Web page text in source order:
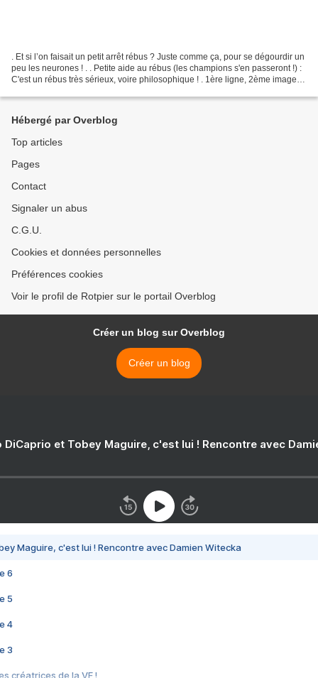
. Et si l’on faisait un petit arrêt rébus ? Juste comme ça, pour se dégourdir un
peu les neurones ! . . Petite aide au rébus (les champions s'en passeront !) :
C'est un rébus très sérieux, voire philosophique ! . 1ère ligne, 2ème image :
Hébergé par Overblog
Top articles
Pages
Contact
Signaler un abus
C.G.U.
Cookies et données personnelles
Préférences cookies
Voir le profil de Rotpier sur le portail Overblog
Créer un blog sur Overblog
Créer un blog
DiCaprio et Tobey Maguire, c'est lui ! Rencontre avec
Maguire, c'est lui ! Rencontre avec Damien Witecka
6
5
4
3
créatrices de la VF !